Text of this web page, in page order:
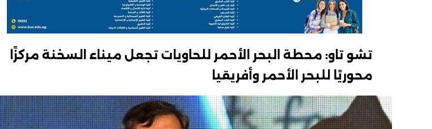
تشو تاو: محطة البحر الأحمر للحاويات تجعل ميناء السخنة مركزًا
محوريًا للبحر الأحمر وأفريقيا